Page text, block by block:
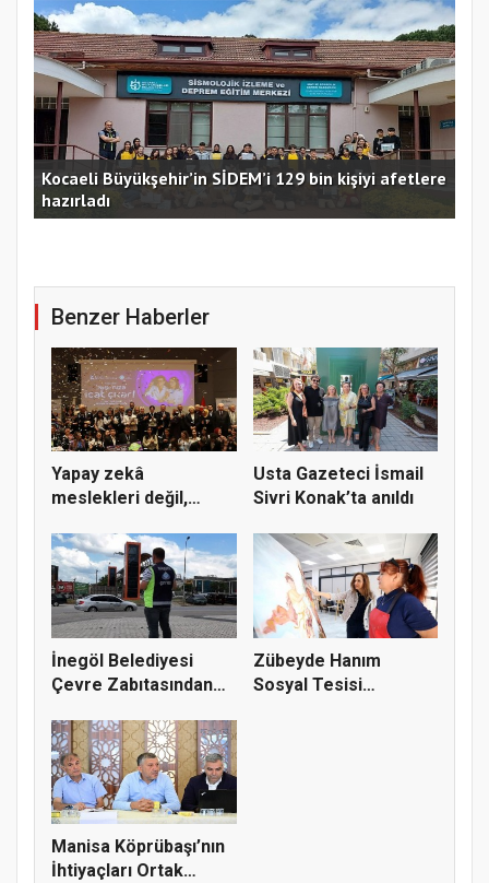
Kocaeli Büyükşehir’in SİDEM’i 129 bin kişiyi afetlere
hazırladı
Benzer Haberler
Yapay zekâ
meslekleri değil,
Usta Gazeteci İsmail
Sivri Konak’ta anıldı
İnegöl Belediyesi
Çevre Zabıtasından
Zübeyde Hanım
Sosyal Tesisi
Manisa Köprübaşı’nın
İhtiyaçları Ortak